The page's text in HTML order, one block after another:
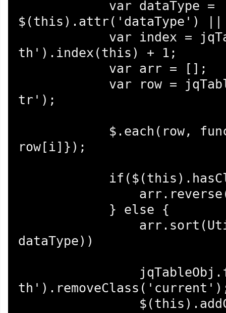
$(this).attr('dataType')
th').index(this) + 1;
tr');
row[i]});
dataType))